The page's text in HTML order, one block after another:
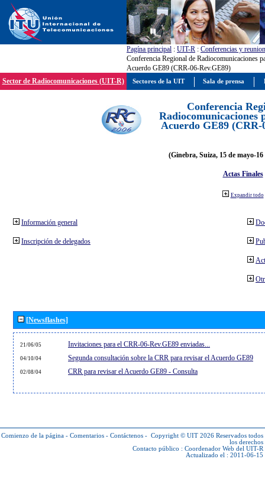
Pagína principal : UIT-R : Conferencias y
Conferencia Regional de Radiocomunicaciones
Acuerdo GE89 (CRR-06-Rev.GE89)
Sector de Radiocomunicaciones (UIT-R)
Conferencia
Radiocomunicaciones
Acuerdo GE89 (CRR-
(Ginebra, Suiza, 15 de mayo-
Actas Finales
Expandir todo
Información general
Inscripción de delegados
[Newsflashes]
21/06/05 Invitaciones para el CRR-06-Rev.GE89 enviadas...
04/10/04 Segunda consultación sobre la CRR para revisar el Acuerdo GE89
02/08/04 CRR para revisar el Acuerdo GE89 - Consulta
Comienzo de la página - Comentarios - Contáctenos - Copyright © UIT 2026 Reservados todos
los derechos
Contacto público : Coordenador Web del UIT-R
Actualizado el : 2011-06-15
Sectores de la UIT Sala de prensa